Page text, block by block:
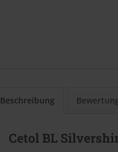
Beschreibung
Cetol BL